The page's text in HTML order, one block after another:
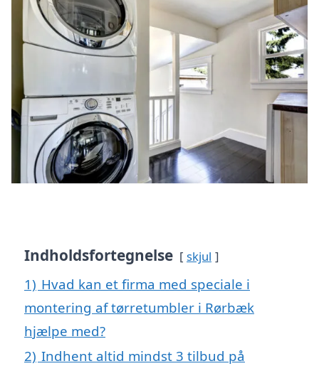
Indholdsfortegnelse skjul
1) Hvad kan et firma med speciale i
montering af tørretumbler i Rørbæk
hjælpe med?
2) Indhent altid mindst 3 tilbud på